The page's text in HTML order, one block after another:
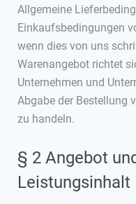
Allgemeine
Einkaufsbedingungen
wenn dies von uns
Warenangebot richtet
Unternehmen und
Abgabe der Bestellung
zu handeln.
§ 2 Angebot
Leistungsinhalt